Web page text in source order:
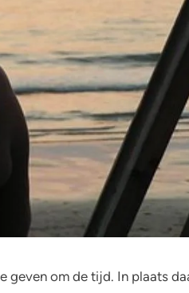
geven om de tijd. In plaats